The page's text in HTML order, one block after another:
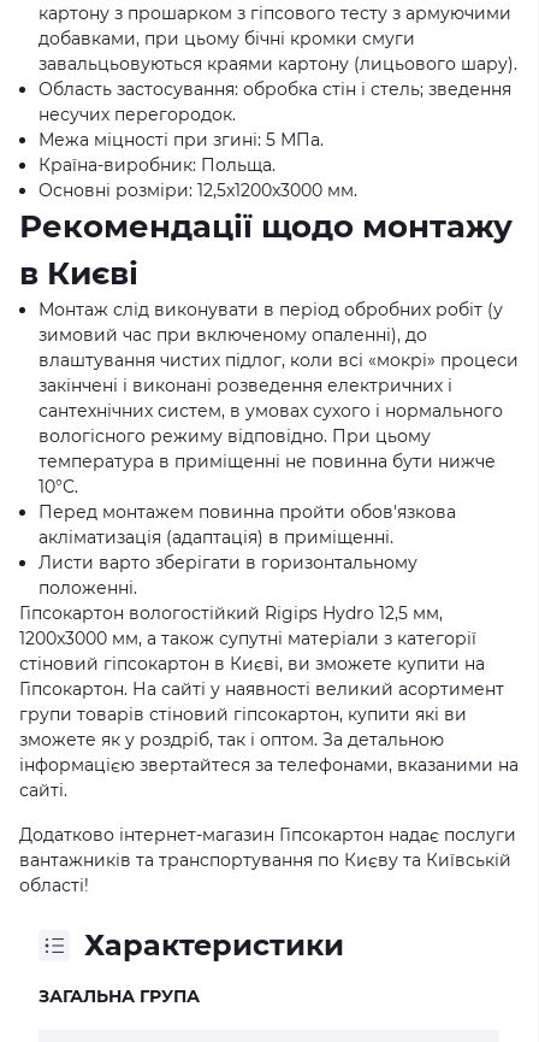
картону з прошарком з гіпсового тесту з армуючими
добавками, при цьому бічні кромки смуги
завальцьовуються краями картону (лицьового шару).
Область застосування: обробка стін і стель; зведення
несучих перегородок.
Межа міцності при згині: 5 МПа.
Країна-виробник: Польща.
Основні розміри: 12,5x1200x3000 мм.
Рекомендації щодо монтажу
в Києві
Монтаж слід виконувати в період обробних робіт (у
зимовий час при включеному опаленні), до
влаштування чистих підлог, коли всі «мокрі» процеси
закінчені і виконані розведення електричних і
сантехнічних систем, в умовах сухого і нормального
вологісного режиму відповідно. При цьому
температура в приміщенні не повинна бути нижче
10°С.
Перед монтажем повинна пройти обов'язкова
акліматизація (адаптація) в приміщенні.
Листи варто зберігати в горизонтальному
положенні.
Гіпсокартон вологостійкий Rigips Hydro 12,5 мм,
1200x3000 мм, а також супутні матеріали з категорії
стіновий гіпсокартон в Києві, ви зможете купити на
Гіпсокартон. На сайті у наявності великий асортимент
групи товарів стіновий гіпсокартон, купити які ви
зможете як у роздріб, так і оптом. За детальною
інформацією звертайтеся за телефонами, вказаними на
сайті.
Додатково інтернет-магазин Гіпсокартон надає послуги
вантажників та транспортування по Києву та Київській
області!
Характеристики
ЗАГАЛЬНА ГРУПА